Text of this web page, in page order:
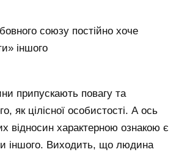
союзу постійно хоче
іншого
припускають повагу та
як цілісної особистості. А ось
відносин характерною ознакою є
іншого. Виходить, що людина